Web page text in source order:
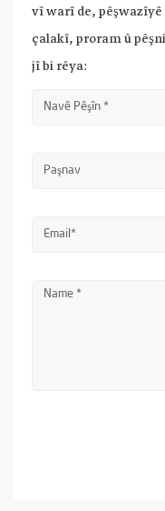
vî warî de,
çalakî, proram û
jî bi rêya: